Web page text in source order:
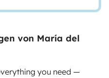
von María del
you need —